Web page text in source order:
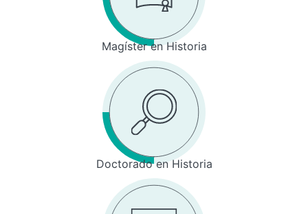
Magíster en Historia
Doctorado en Historia